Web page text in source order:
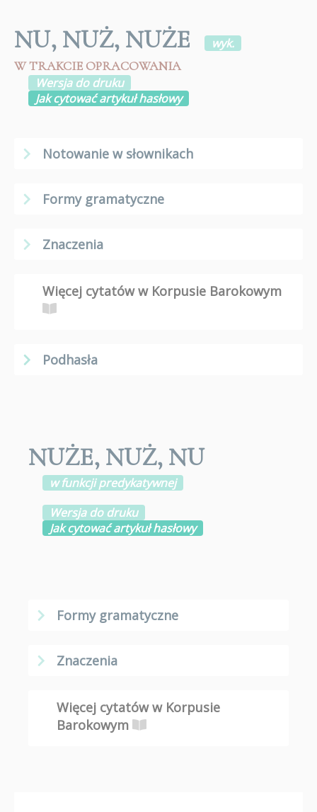
NU, NUŻ, NUŻE
wyk.
W TRAKCIE OPRACOWANIA
Wersja do druku
Jak cytować artykuł hasłowy
Notowanie w słownikach
Formy gramatyczne
Znaczenia
Więcej cytatów w Korpusie Barokowym
Podhasła
NUŻE, NUŻ, NU
w funkcji predykatywnej
Wersja do druku
Jak cytować artykuł hasłowy
Formy gramatyczne
Znaczenia
Więcej cytatów w Korpusie
Barokowym